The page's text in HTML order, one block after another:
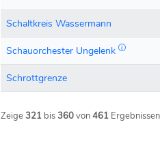
Schaltkreis Wassermann
Schauorchester Ungelenk
Schrottgrenze
Zeige321 bis360von461 Ergebnissen